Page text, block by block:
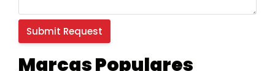
Marcas Populares